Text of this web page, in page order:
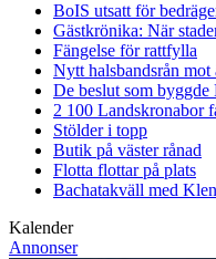
BoIS utsatt för
Gästkrönika: När
Fängelse för rattfylla
Nytt halsbandsrån
De beslut som byggde
2 100 Landskronabor
Stölder i topp
Butik på väster rånad
Flotta flottar på plats
Bachatakväll med
Kalender
Annonser